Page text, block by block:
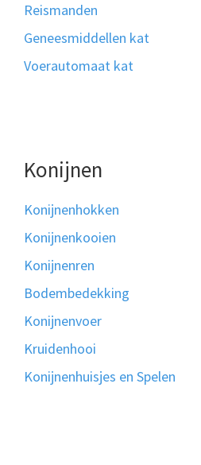
Reismanden
Geneesmiddellen kat
Voerautomaat kat
Konijnen
Konijnenhokken
Konijnenkooien
Konijnenren
Bodembedekking
Konijnenvoer
Kruidenhooi
Konijnenhuisjes en Spelen